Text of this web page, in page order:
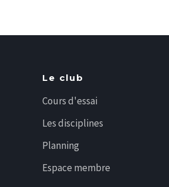
Le club
Cours d'essai
Les disciplines
Planning
Espace membre